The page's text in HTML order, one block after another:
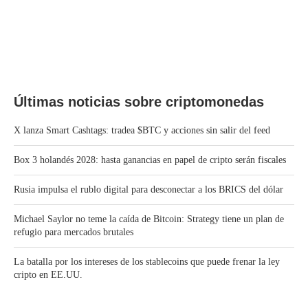
Últimas noticias sobre criptomonedas
X lanza Smart Cashtags: tradea $BTC y acciones sin salir del feed
Box 3 holandés 2028: hasta ganancias en papel de cripto serán fiscales
Rusia impulsa el rublo digital para desconectar a los BRICS del dólar
Michael Saylor no teme la caída de Bitcoin: Strategy tiene un plan de
refugio para mercados brutales
La batalla por los intereses de los stablecoins que puede frenar la ley
cripto en EE.UU.